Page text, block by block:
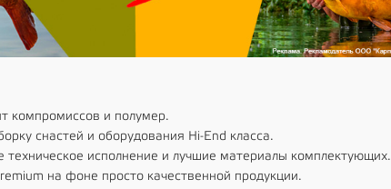
компромиссов и полумер.
снастей и оборудования Hi-End класса.
исполнение и лучшие материалы комплектующих.
на фоне просто качественной продукции.